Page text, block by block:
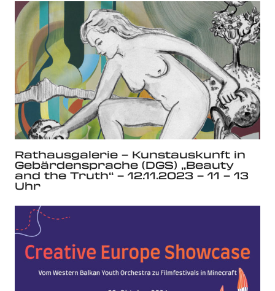
Rathausgalerie – Kunstauskunft in
Gebärdensprache (DGS) „Beauty
and the Truth“ – 12.11.2023 – 11 – 13
Uhr